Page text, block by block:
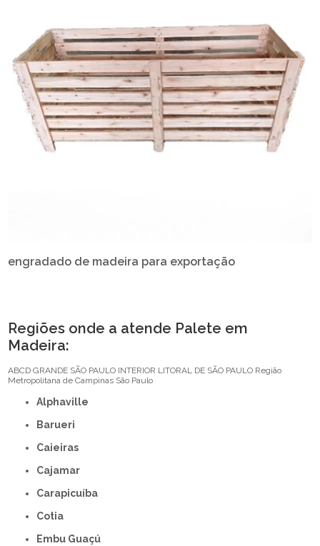
engradado de madeira para exportação
Regiões onde a atende Palete em
Madeira:
ABCD GRANDE SÃO PAULO INTERIOR LITORAL DE SÃO PAULO Região
Metropolitana de Campinas São Paulo
Alphaville
Barueri
Caieiras
Cajamar
Carapicuíba
Cotia
Embu Guaçú